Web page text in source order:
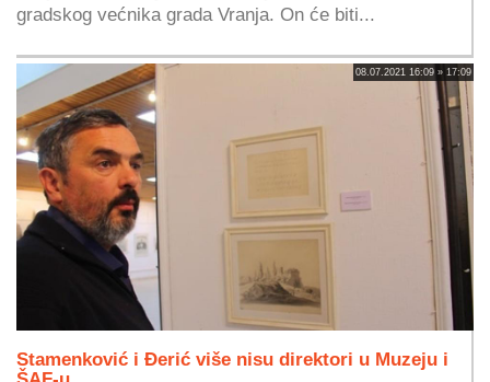
gradskog većnika grada Vranja. On će biti...
08.07.2021 16:09 » 17:09
Stamenković i Đerić više nisu direktori u Muzeju i